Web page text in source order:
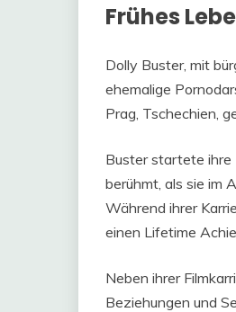
Frühes
Dolly Buster, mit
ehemalige
Prag, Tschechien,
Buster startete ihre
berühmt, als sie im
Während ihrer
einen Lifetime
Neben ihrer
Beziehungen und